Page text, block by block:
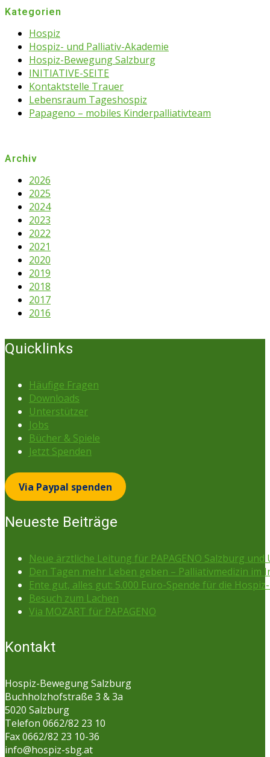
Kategorien
Hospiz
Hospiz- und Palliativ-Akademie
Hospiz-Bewegung Salzburg
INITIATIVE-SEITE
Kontaktstelle Trauer
Lebensraum Tageshospiz
Papageno – mobiles Kinderpalliativteam
Archiv
2026
2025
2024
2023
2022
2021
2020
2019
2018
2017
2016
Quicklinks
Häufige Fragen
Downloads
Unterstützer
Jobs
Bücher & Spiele
Jetzt Spenden
Via Paypal spenden
Neueste Beiträge
Neue ärztliche Leitung für PAPAGENO Salzburg und
Den Tagen mehr Leben geben – Palliativmedizin im
Ente gut, alles gut: 5.000 Euro-Spende für die
Besuch zum Lachen
Via MOZART für PAPAGENO
Kontakt
Hospiz-Bewegung Salzburg
Buchholzhofstraße 3 & 3a
5020 Salzburg
Telefon 0662/82 23 10
Fax 0662/82 23 10-36
info@hospiz-sbg.at